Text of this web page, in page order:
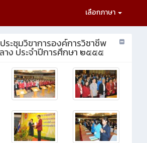
เลือกภาษา
ะชุมวิขาการองค์การวิชาชีพ
าง ประจำปีการศึกษา ๒๕๕๕